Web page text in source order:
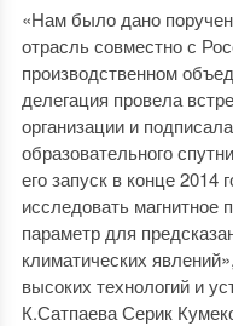
«Нам было дано
отрасль совместно с
производственном
делегация провела
организации и
образовательного
его запуск в конце 2014
исследовать
параметр для
климатических
высоких технологий и
К.Сатпаева Серик